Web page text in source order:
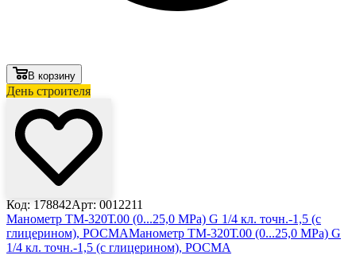
В корзину
День строителя
Код: 178842Арт: 0012211
Манометр ТМ-320Т.00 (0...25,0 МРа) G 1/4 кл. точн.-1,5 (с
глицерином), РОСМАМанометр ТМ-320Т.00 (0...25,0 МРа) G
1/4 кл. точн.-1,5 (с глицерином), РОСМА